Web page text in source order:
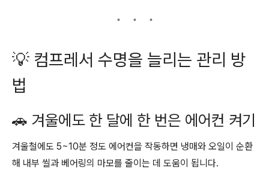
💡 컴프레서 수명을 늘리는 관리 방
법
🚗 겨울에도 한 달에 한 번은 에어컨 켜기
겨울철에도 5~10분 정도 에어컨을 작동하면 냉매와 오일이 순환
해 내부 씰과 베어링의 마모를 줄이는 데 도움이 됩니다.